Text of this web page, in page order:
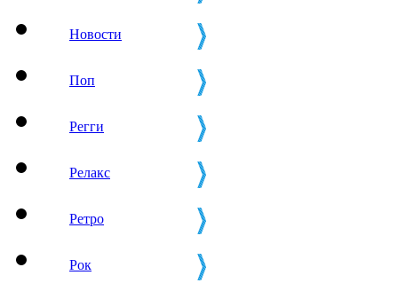
Новости
Поп
Регги
Релакс
Ретро
Рок